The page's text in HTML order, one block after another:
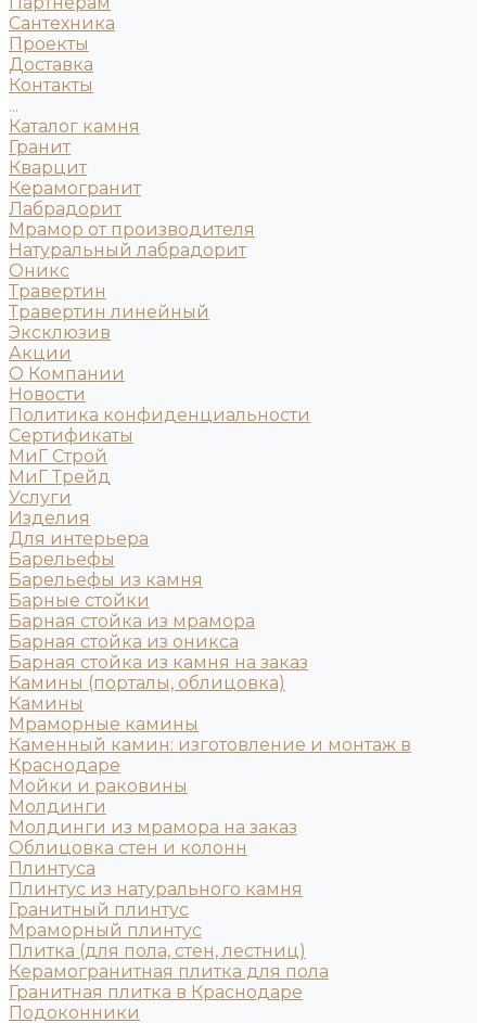
Сантехника
Проекты
Доставка
Контакты
...
Каталог камня
Гранит
Кварцит
Керамогранит
Лабрадорит
Мрамор от производителя
Натуральный лабрадорит
Оникс
Травертин
Травертин линейный
Эксклюзив
Акции
О Компании
Новости
Политика конфиденциальности
Сертификаты
МиГ Строй
МиГ Трейд
Услуги
Изделия
Для интерьера
Барельефы
Барельефы из камня
Барные стойки
Барная стойка из мрамора
Барная стойка из оникса
Барная стойка из камня на заказ
Камины (порталы, облицовка)
Камины
Мраморные камины
Каменный камин: изготовление и монтаж в
Краснодаре
Мойки и раковины
Молдинги
Молдинги из мрамора на заказ
Облицовка стен и колонн
Плинтуса
Плинтус из натурального камня
Гранитный плинтус
Мраморный плинтус
Плитка (для пола, стен, лестниц)
Керамогранитная плитка для пола
Гранитная плитка в Краснодаре
Подоконники